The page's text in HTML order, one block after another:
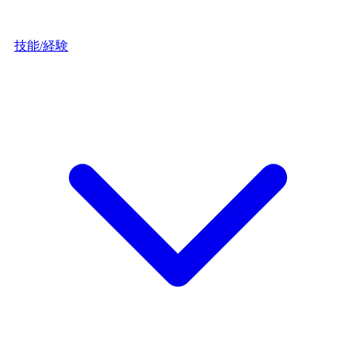
技能/経験